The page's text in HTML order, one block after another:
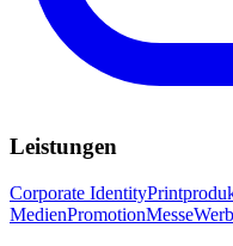
Leistungen
Corporate Identity
MedienPromotionMesse